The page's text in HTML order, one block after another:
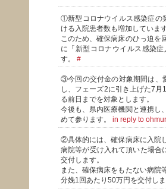
①新型コロナウイルス感染症の
ける入院患者数も増加しています
このため、確保病床のひっ迫を
に「新型コロナウイルス感染
す。 #
③今回の交付金の対象期間は、
し、フェーズ2に引き上げた7月
る前日までを対象とします。
今後も、県内医療機関と連携し
めて参ります。 in reply to
②具体的には、確保病床に入院
病院等が受け入れて頂いた場合
交付します。
また、確保病床をもたない病院
分娩1回あたり50万円を交付しま